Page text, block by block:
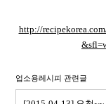
http://
업소용레시피 관련글